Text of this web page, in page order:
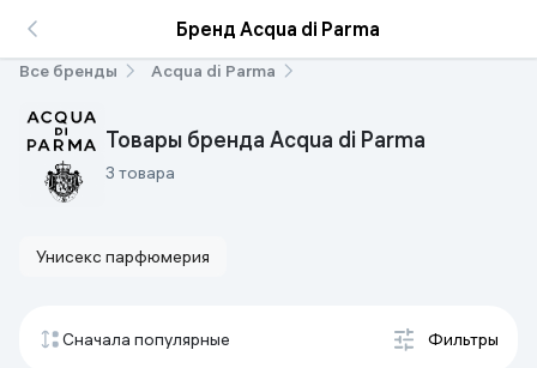
Бренд Acqua di Parma
Все бренды Acqua di Parma
Товары бренда Acqua di Parma
3 товара
Унисекс парфюмерия
Сначала популярные Фильтры